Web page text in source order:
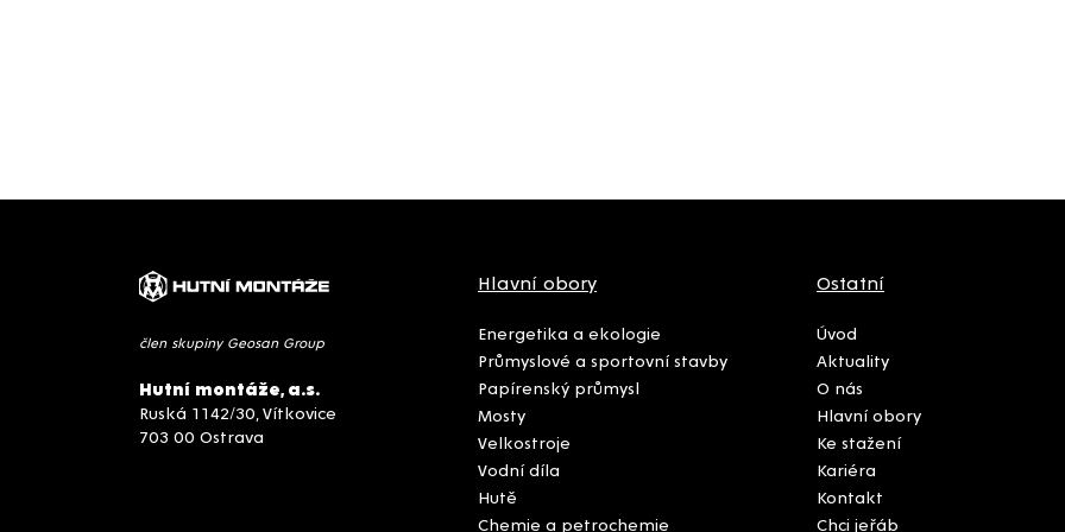
člen skupiny Geosan Group
Hutní montáže, a.s.
Ruská 1142/30, Vítkovice
703 00 Ostrava
Hlavní obory
Energetika a ekologie
Průmyslové a sportovní stavby
Papírenský průmysl
Mosty
Velkostroje
Vodní díla
Hutě
Chemie a petrochemie
Ostatní
Úvod
Aktuality
O nás
Hlavní obory
Ke stažení
Kariéra
Kontakt
Chci jeřáb